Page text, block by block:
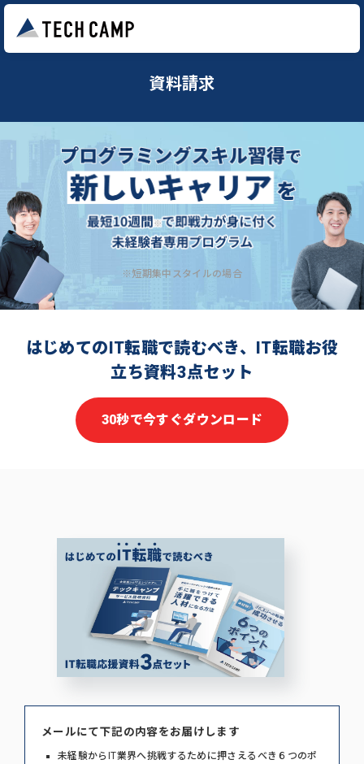
資料請求
※短期集中スタイルの場合
はじめてのIT転職で読むべき、IT転職お役
立ち資料3点セット
30秒で今すぐダウンロード
メールにて下記の内容をお届けします
未経験からIT業界へ挑戦するために押さえるべき６つのポ